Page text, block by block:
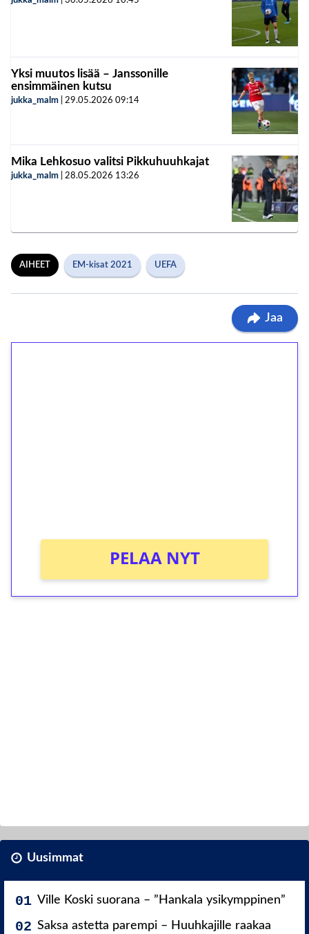
Yksi muutos lisää – Janssonille
ensimmäinen kutsu
jukka_malm 29.05.2026 09:14
Mika Lehkosuo valitsi Pikkuhuuhkajat
jukka_malm 28.05.2026 13:26
AIHEET EM-kisat 2021 UEFA
Jaa
PELAA NYT
Uusimmat
Ville Koski suorana – ”Hankala ysikymppinen”
Saksa astetta parempi – Huuhkajille raakaa